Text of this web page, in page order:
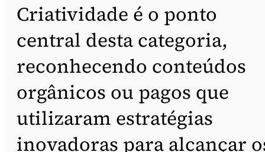
Criatividade é o ponto
central desta categoria,
reconhecendo conteúdos
orgânicos ou pagos que
utilizaram estratégias
inovadoras para alcançar